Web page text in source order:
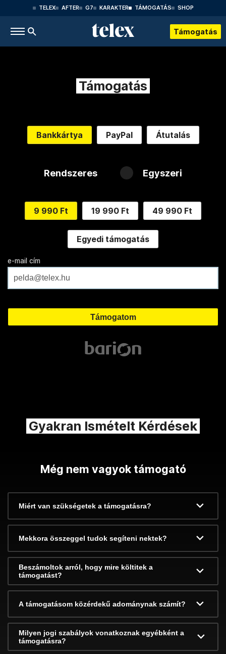
TELEX AFTER G7 KARAKTER TÁMOGATÁS SHOP
Támogatás
Támogatás
Bankkártya PayPal Átutalás
Rendszeres Egyszeri
9 990 Ft 19 990 Ft 49 990 Ft
Egyedi támogatás
e-mail cím
Gyakran Ismételt Kérdések
Még nem vagyok támogató
Miért van szükségetek a támogatásra?
Mekkora összeggel tudok segíteni nektek?
Beszámoltok arról, hogy mire költitek a
támogatást?
A támogatásom közérdekű adománynak számít?
Milyen jogi szabályok vonatkoznak egyébként a
támogatásra?